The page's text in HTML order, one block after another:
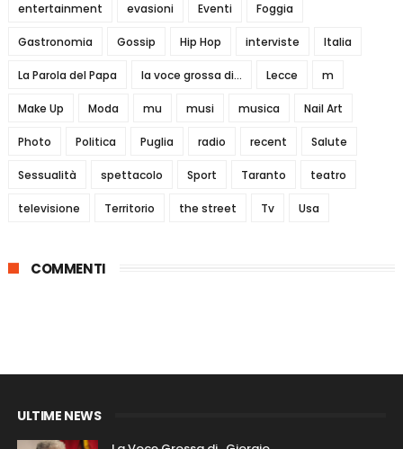
entertainment evasioni Eventi Foggia
Gastronomia Gossip Hip Hop interviste Italia
La Parola del Papa la voce grossa di... Lecce m
Make Up Moda mu musi musica Nail Art
Photo Politica Puglia radio recent Salute
Sessualità spettacolo Sport Taranto teatro
televisione Territorio the street Tv Usa
COMMENTI
ULTIME NEWS